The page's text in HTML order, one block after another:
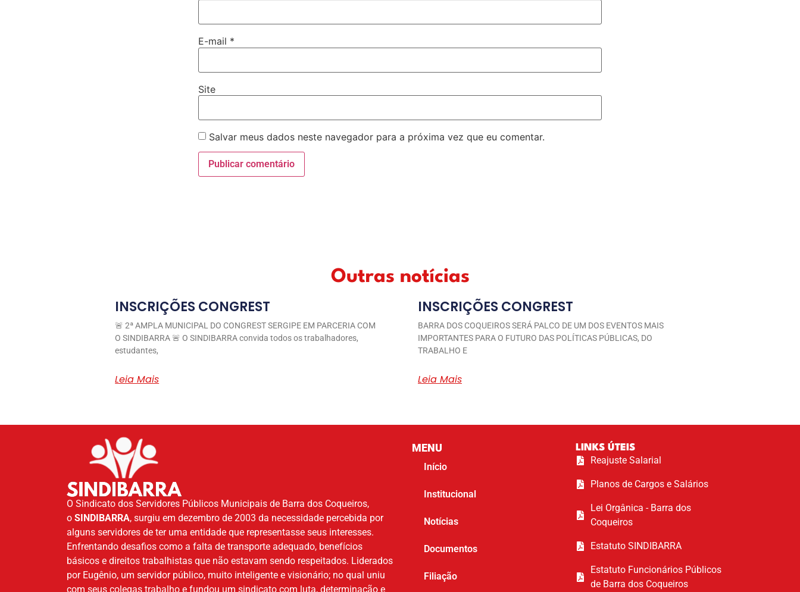
E-mail *
Site
Salvar meus dados neste navegador para a próxima vez que eu comentar.
Outras notícias
INSCRIÇÕES CONGREST
🚨 2ª AMPLA MUNICIPAL DO CONGREST SERGIPE EM PARCERIA COM
O SINDIBARRA 🚨 O SINDIBARRA convida todos os trabalhadores,
estudantes,
Leia Mais
INSCRIÇÕES CONGREST
BARRA DOS COQUEIROS SERÁ PALCO DE UM DOS EVENTOS MAIS
IMPORTANTES PARA O FUTURO DAS POLÍTICAS PÚBLICAS, DO
TRABALHO E
Leia Mais
O Sindicato dos Servidores Públicos Municipais de Barra dos Coqueiros,
o SINDIBARRA, surgiu em dezembro de 2003 da necessidade percebida por
alguns servidores de ter uma entidade que representasse seus interesses.
Enfrentando desafios como a falta de transporte adequado, benefícios
básicos e direitos trabalhistas que não estavam sendo respeitados. Liderados
por Eugênio, um servidor público, muito inteligente e visionário; no qual uniu
com seus colegas trabalho e fundou um sindicato com luta, determinação e
MENU
Início
Institucional
Notícias
Documentos
Filiação
LINKS ÚTEIS
Reajuste Salarial
Planos de Cargos e Salários
Lei Orgânica - Barra dos
Coqueiros
Estatuto SINDIBARRA
Estatuto Funcionários Públicos
de Barra dos Coqueiros